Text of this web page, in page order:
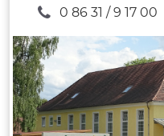
0 86 31 / 9 17 00